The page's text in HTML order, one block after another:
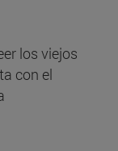
los viejos
con el